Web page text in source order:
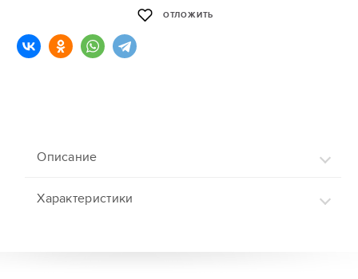
ОТЛОЖИТЬ
Описание
Характеристики